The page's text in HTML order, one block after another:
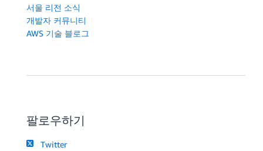
서울 리전 소식
개발자 커뮤니티
AWS 기술 블로그
팔로우하기
Twitter